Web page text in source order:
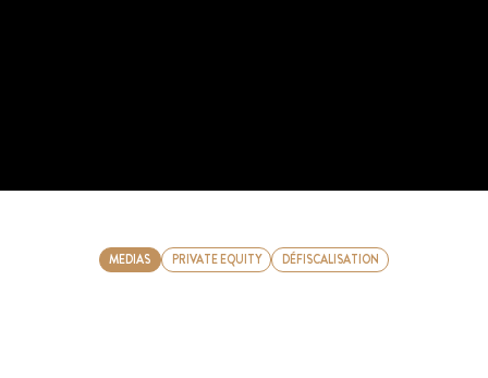
MEDIAS PRIVATE EQUITY DÉFISCALISATION